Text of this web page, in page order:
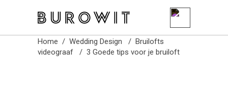
Home / Wedding Design / Bruilofts
videograaf
/ 3 Goede tips voor je bruiloft